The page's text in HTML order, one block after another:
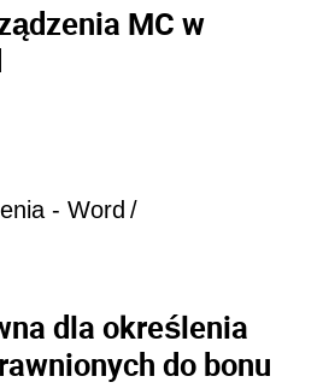
MC w
- Word /
dla określenia
do bonu